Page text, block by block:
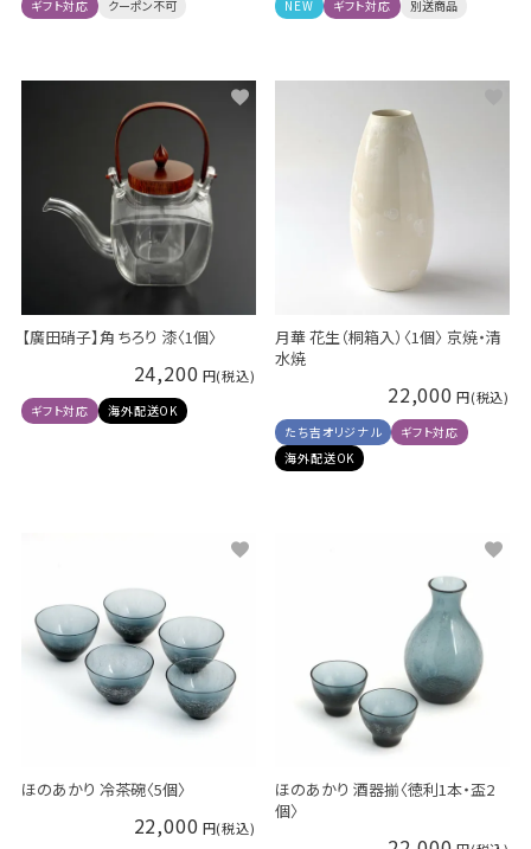
ギフト対応 クーポン不可 NEW ギフト対応 別送商品
【廣田硝子】角 ちろり 漆〈1個〉
24,200
ギフト対応 海外配送OK
月華 花生（桐箱入）〈1個〉 京焼・清
水焼
22,000
たち吉オリジナル
ギフト対応
海外配送OK
ほのあかり 冷茶碗〈5個〉
22,000
ほのあかり 酒器揃〈徳利1本・盃2
個〉